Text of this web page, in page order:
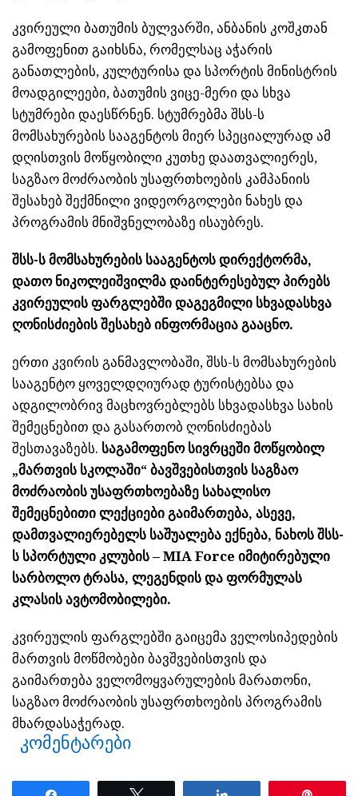
კვირეული ბათუმის ბულვარში, ანბანის კოშკთან
გამოფენით გაიხსნა, რომელსაც აჭარის
განათლების, კულტურისა და სპორტის მინისტრის
მოადგილეები, ბათუმის ვიცე-მერი და სხვა
სტუმრები დაესწრნენ. სტუმრებმა შსს-ს
მომსახურების სააგენტოს მიერ სპეციალურად ამ
დღისთვის მოწყობილი კუთხე დაათვალიერეს,
საგზაო მოძრაობის უსაფრთხოების კამპანიის
შესახებ შექმნილი ვიდეორგოლები ნახეს და
პროგრამის მნიშვნელობაზე ისაუბრეს.
შსს-ს მომსახურების სააგენტოს დირექტორმა,
დათო ნიკოლეიშვილმა დაინტერესებულ პირებს
კვირეულის ფარგლებში დაგეგმილი სხვადასხვა
ღონისძიების შესახებ ინფორმაცია გააცნო.
ერთი კვირის განმავლობაში, შსს-ს მომსახურების
სააგენტო ყოველდღიურად ტურისტებსა და
ადგილობრივ მაცხოვრებლებს სხვადასხვა სახის
შემეცნებით და გასართობ ღონისძიებას
შესთავაზებს. საგამოფენო სივრცეში მოწყობილ
„მართვის სკოლაში“ ბავშვებისთვის საგზაო
მოძრაობის უსაფრთხოებაზე სახალისო
შემეცნებითი ლექციები გაიმართება, ასევე,
დამთვალიერებელს საშუალება ექნება, ნახოს შსს-
ს სპორტული კლუბის – MIA Force იმიტირებული
სარბოლო ტრასა, ლეგენდის და ფორმულას
კლასის ავტომობილები.
კვირეულის ფარგლებში გაიცემა ველოსიპედების
მართვის მოწმობები ბავშვებისთვის და
გაიმართება ველომოყვარულების მარათონი,
საგზაო მოძრაობის უსაფრთხოების პროგრამის
მხარდასაჭერად.
კომენტარები